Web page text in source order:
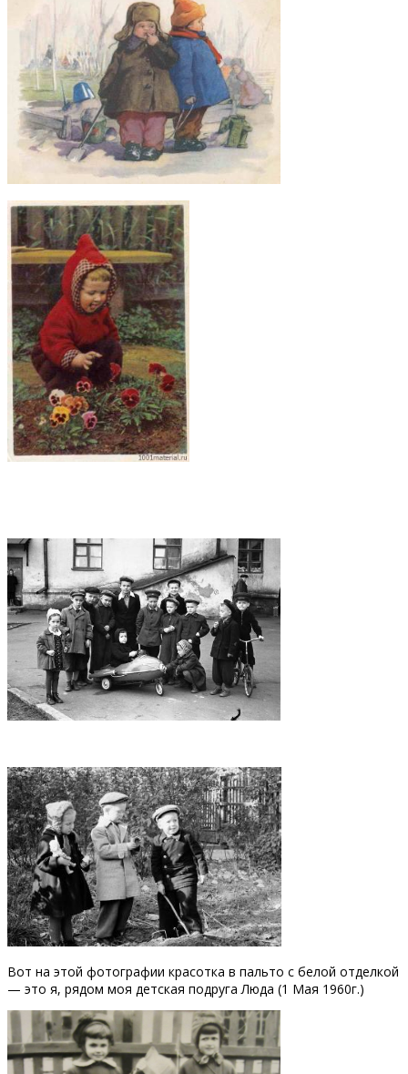
Вот на этой фотографии красотка в пальто с белой отделкой
— это я, рядом моя детская подруга Люда (1 Мая 1960г.)